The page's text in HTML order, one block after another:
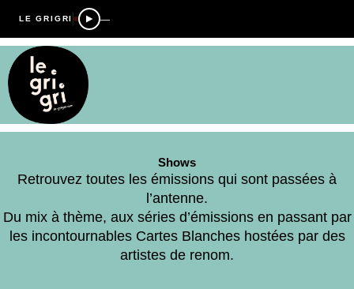
LE GRIGRI —
Shows
Retrouvez toutes les émissions qui sont passées à
l’antenne.
Du mix à thème, aux séries d’émissions en passant par
les incontournables Cartes Blanches hostées par des
artistes de renom.